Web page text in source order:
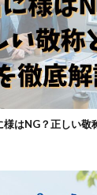
様はNG？正しい敬